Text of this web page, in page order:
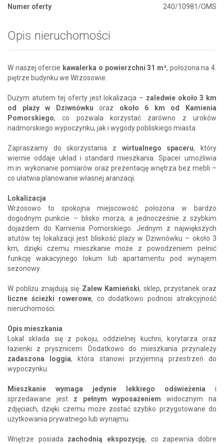
Numer oferty
240/10981/OMS
Opis nieruchomości
W naszej ofercie kawalerka o powierzchni 31 m², położona na 4.
piętrze budynku we Wrzosowie.
Dużym atutem tej oferty jest lokalizacja – zaledwie około 3 km
od plaży w Dziwnówku oraz około 6 km od Kamienia
Pomorskiego, co pozwala korzystać zarówno z uroków
nadmorskiego wypoczynku, jak i wygody pobliskiego miasta.
Zapraszamy do skorzystania z wirtualnego spaceru, który
wiernie oddaje układ i standard mieszkania. Spacer umożliwia
m.in. wykonanie pomiarów oraz prezentację wnętrza bez mebli –
co ułatwia planowanie własnej aranżacji.
Lokalizacja
Wrzosowo to spokojna miejscowość położona w bardzo
dogodnym punkcie – blisko morza, a jednocześnie z szybkim
dojazdem do Kamienia Pomorskiego. Jednym z największych
atutów tej lokalizacji jest bliskość plaży w Dziwnówku – około 3
km, dzięki czemu mieszkanie może z powodzeniem pełnić
funkcję wakacyjnego lokum lub apartamentu pod wynajem
sezonowy.
W pobliżu znajdują się Zalew Kamieński, sklep, przystanek oraz
liczne ścieżki rowerowe, co dodatkowo podnosi atrakcyjność
nieruchomości.
Opis mieszkania
Lokal składa się z pokoju, oddzielnej kuchni, korytarza oraz
łazienki z prysznicem. Dodatkowo do mieszkania przynależy
zadaszona loggia, która stanowi przyjemną przestrzeń do
wypoczynku.
Mieszkanie wymaga jedynie lekkiego odświeżenia i
sprzedawane jest z pełnym wyposażeniemwidocznym na
zdjęciach, dzięki czemu może zostać szybko przygotowane do
użytkowania prywatnego lub wynajmu.
Wnętrze posiada zachodnią ekspozycję, co zapewnia dobre